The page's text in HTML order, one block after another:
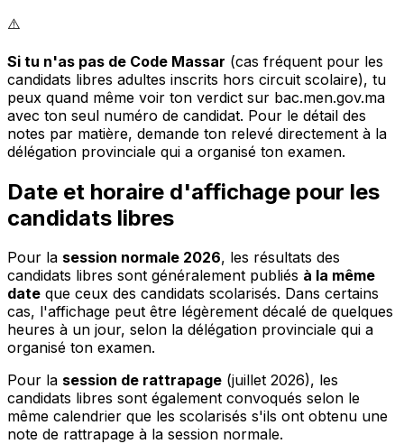
⚠️
Si tu n'as pas de Code Massar (cas fréquent pour les
candidats libres adultes inscrits hors circuit scolaire), tu
peux quand même voir ton verdict sur bac.men.gov.ma
avec ton seul numéro de candidat. Pour le détail des
notes par matière, demande ton relevé directement à la
délégation provinciale qui a organisé ton examen.
Date et horaire d'affichage pour les
candidats libres
Pour la session normale 2026, les résultats des
candidats libres sont généralement publiés à la même
date que ceux des candidats scolarisés. Dans certains
cas, l'affichage peut être légèrement décalé de quelques
heures à un jour, selon la délégation provinciale qui a
organisé ton examen.
Pour la session de rattrapage (juillet 2026), les
candidats libres sont également convoqués selon le
même calendrier que les scolarisés s'ils ont obtenu une
note de rattrapage à la session normale.